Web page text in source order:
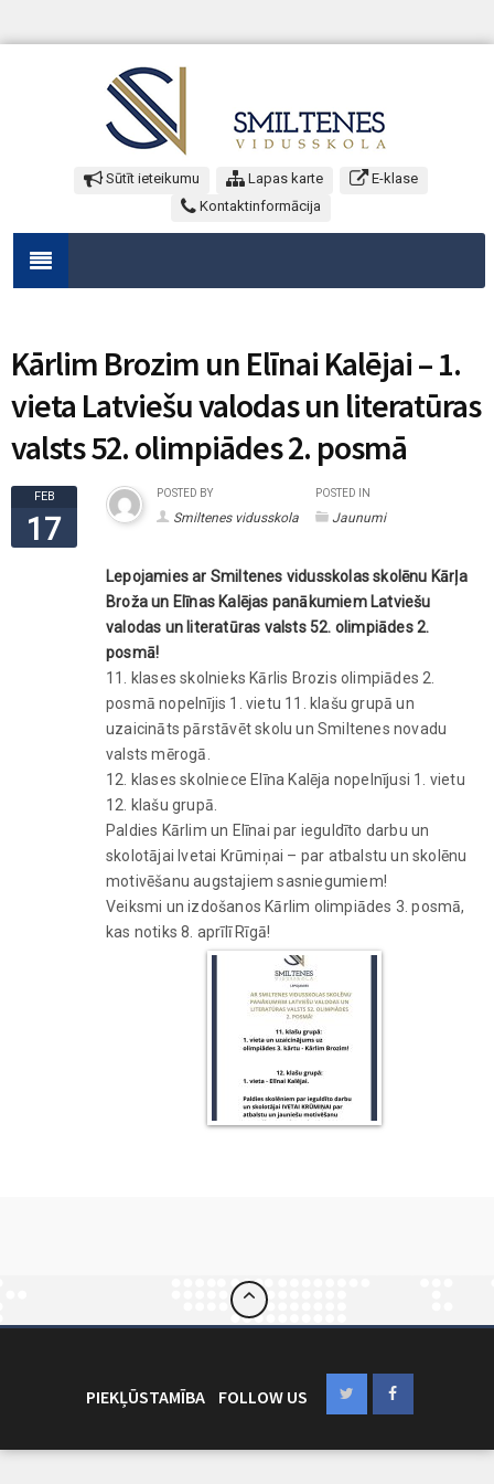
Sūtīt ieteikumu Lapas karte
E-klase
Kontaktinformācija
Kārlim Brozim un Elīnai Kalējai – 1.
vieta Latviešu valodas un literatūras
valsts 52. olimpiādes 2. posmā
FEB
17
POSTED BY
Smiltenes vidusskola
POSTED IN
Jaunumi
Lepojamies ar Smiltenes vidusskolas skolēnu Kārļa
Broža un Elīnas Kalējas panākumiem Latviešu
valodas un literatūras valsts 52. olimpiādes 2.
posmā!
11. klases skolnieks Kārlis Brozis olimpiādes 2.
posmā nopelnījis 1. vietu 11. klašu grupā un
uzaicināts pārstāvēt skolu un Smiltenes novadu
valsts mērogā.
12. klases skolniece Elīna Kalēja nopelnījusi 1. vietu
12. klašu grupā.
Paldies Kārlim un Elīnai par ieguldīto darbu un
skolotājai Ivetai Krūmiņai – par atbalstu un skolēnu
motivēšanu augstajiem sasniegumiem!
Veiksmi un izdošanos Kārlim olimpiādes 3. posmā,
kas notiks 8. aprīlī Rīgā!
PIEKĻŪSTAMĪBA FOLLOW US